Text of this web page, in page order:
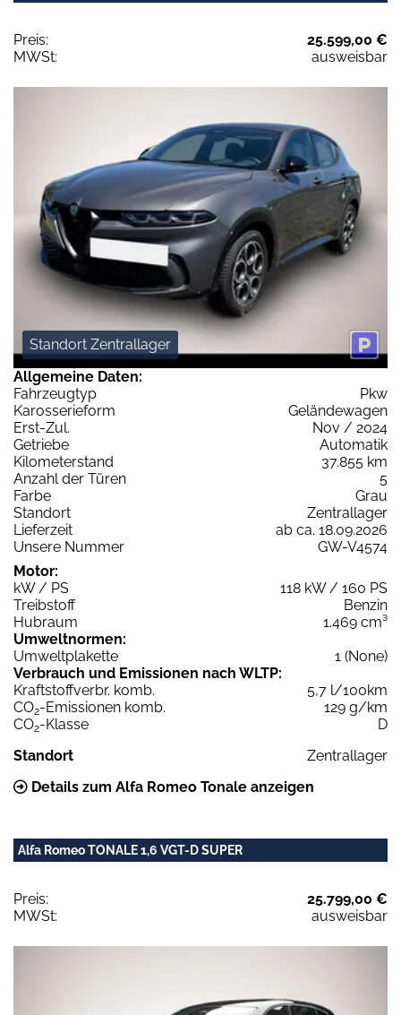
Preis:
25.599,00 €
MWSt:
ausweisbar
Standort Zentrallager
Allgemeine Daten:
Fahrzeugtyp
Pkw
Karosserieform
Geländewagen
Erst-Zul.
Nov / 2024
Getriebe
Automatik
Kilometerstand
37.855 km
Anzahl der Türen
5
Farbe
Grau
Standort
Zentrallager
Lieferzeit
ab ca. 18.09.2026
Unsere Nummer
GW-V4574
Motor:
kW / PS
118 kW / 160 PS
Treibstoff
Benzin
Hubraum
1.469 cm³
Umweltnormen:
Umweltplakette
1 (None)
Verbrauch und Emissionen nach WLTP:
Kraftstoffverbr. komb.
5,7 l/100km
CO2-Emissionen komb.
129 g/km
CO2-Klasse
D
Standort
Zentrallager
Details zum Alfa Romeo Tonale anzeigen
Alfa Romeo TONALE 1,6 VGT-D SUPER
Preis:
25.799,00 €
MWSt:
ausweisbar